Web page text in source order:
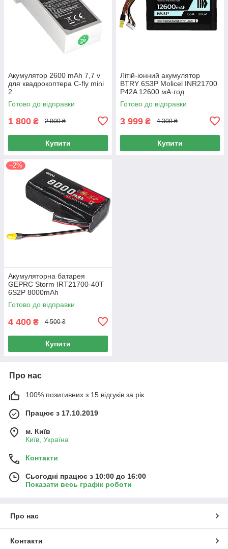
Акумулятор 2600 mAh 7,7 v
для квадрокоптера C-fly mini
2
Готово до відправки
1 800 ₴ 2 000 ₴
Купити
Літій-іонний акумулятор
BTRY 6S3P Molicel INR21700
P42A 12600 мА·год
Готово до відправки
3 999 ₴ 4 300 ₴
Купити
–2%
Акумуляторна батарея
GEPRC Storm IRT21700-40T
6S2P 8000mAh
Готово до відправки
4 400 ₴ 4 500 ₴
Купити
Про нас
100% позитивних з 15 відгуків за рік
Працює з 17.10.2019
м. Київ
Київ, Україна
Контакти
Сьогодні працює з 10:00 до 16:00
Показати весь графік роботи
Про нас
Контакти